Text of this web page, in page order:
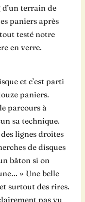
terrain de
paniers après
testé notre
en verre.
et c’est parti
paniers.
parcours à
sa technique.
lignes droites
de disques
bâton si on
» Une belle
surtout des rires.
pas vu